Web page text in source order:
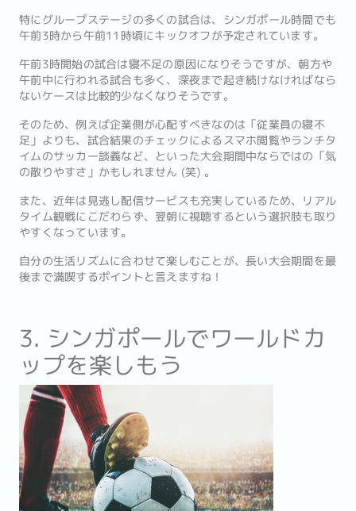
特にグループステージの多くの試合は、シンガポール時間でも
午前3時から午前11時頃にキックオフが予定されています。
午前3時開始の試合は寝不足の原因になりそうですが、朝方や
午前中に行われる試合も多く、深夜まで起き続けなければなら
ないケースは比較的少なくなりそうです。
そのため、例えば企業側が心配すべきなのは「従業員の寝不
足」よりも、試合結果のチェックによるスマホ閲覧やランチタ
イムのサッカー談義など、といった大会期間中ならではの「気
の散りやすさ」かもしれません (笑) 。
また、近年は見逃し配信サービスも充実しているため、リアル
タイム観戦にこだわらず、翌朝に視聴するという選択肢も取り
やすくなっています。
自分の生活リズムに合わせて楽しむことが、長い大会期間を最
後まで満喫するポイントと言えますね！
3. シンガポールでワールドカ
ップを楽しもう